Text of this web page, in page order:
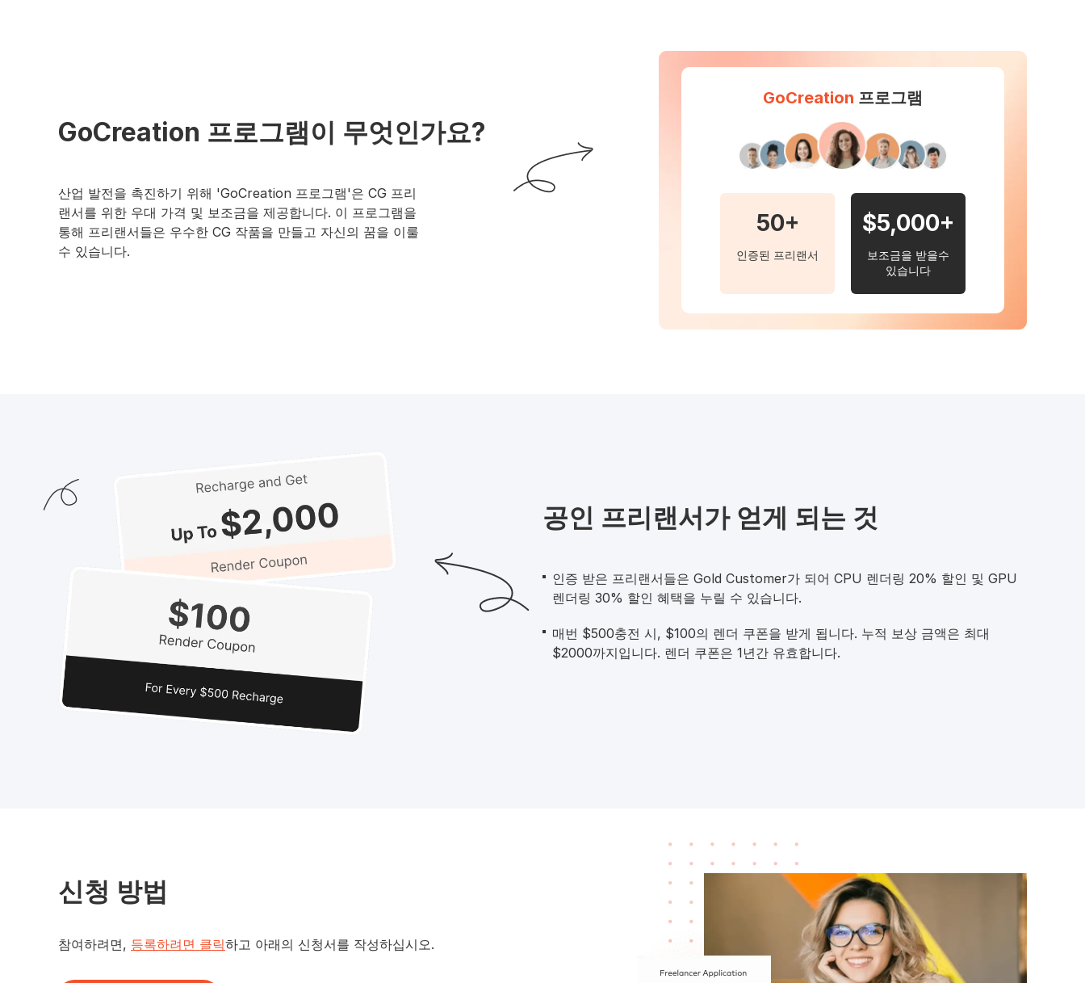
GoCreation 프로그램이 무엇인가요?
산업 발전을 촉진하기 위해 'GoCreation 프로그램'은 CG 프리
랜서를 위한 우대 가격 및 보조금을 제공합니다. 이 프로그램을
통해 프리랜서들은 우수한 CG 작품을 만들고 자신의 꿈을 이룰
수 있습니다.
GoCreation 프로그램
50+
인증된 프리랜서
$5,000+
보조금을 받을수
있습니다
공인 프리랜서가 얻게 되는 것
인증 받은 프리랜서들은 Gold Customer가 되어 CPU 렌더링 20% 할인 및 GPU
렌더링 30% 할인 혜택을 누릴 수 있습니다.
매번 $500충전 시, $100의 렌더 쿠폰을 받게 됩니다. 누적 보상 금액은 최대
$2000까지입니다. 렌더 쿠폰은 1년간 유효합니다.
신청 방법
참여하려면, 등록하려면 클릭하고 아래의 신청서를 작성하십시오.